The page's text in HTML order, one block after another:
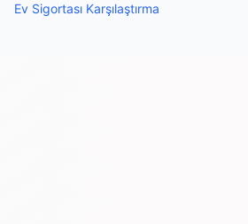
Ev Sigortası Karşılaştırma